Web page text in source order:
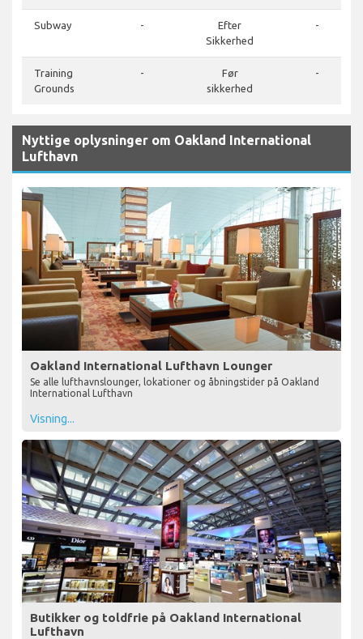
Subway -
Efter
Sikkerhed
-
Training
Grounds
-
Før
sikkerhed
-
Nyttige oplysninger om Oakland International
Lufthavn
Oakland International Lufthavn Lounger
Se alle lufthavnslounger, lokationer og åbningstider på Oakland
International Lufthavn
Visning...
Butikker og toldfrie på Oakland International
Lufthavn